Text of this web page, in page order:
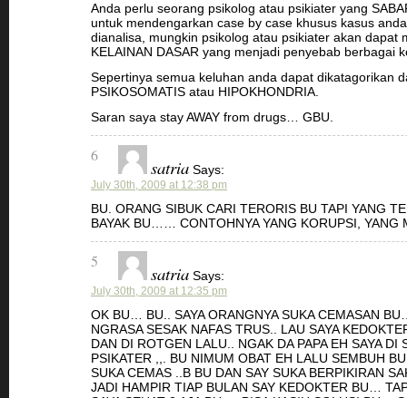
Anda perlu seorang psikolog atau psikiater yang
untuk mendengarkan case by case khusus kasus
dianalisa, mungkin psikolog atau psikiater akan dapat
KELAINAN DASAR yang menjadi penyebab berbagai
Sepertinya semua keluhan anda dapat dikatagorikan
PSIKOSOMATIS atau HIPOKHONDRIA.
Saran saya stay AWAY from drugs… GBU.
6
satria Says:
July 30th, 2009 at 12:38 pm
BU. ORANG SIBUK CARI TERORIS BU TAPI YANG
BAYAK BU…… CONTOHNYA YANG KORUPSI,
5
satria Says:
July 30th, 2009 at 12:35 pm
OK BU… BU.. SAYA ORANGNYA SUKA CEMASAN
NGRASA SESAK NAFAS TRUS.. LAU SAYA
DAN DI ROTGEN LALU.. NGAK DA PAPA EH SAYA DI
PSIKATER ,,. BU NIMUM OBAT EH LALU SEMBUH
SUKA CEMAS ..B BU DAN SAY SUKA BERPIKIRAN
JADI HAMPIR TIAP BULAN SAY KEDOKTER BU…